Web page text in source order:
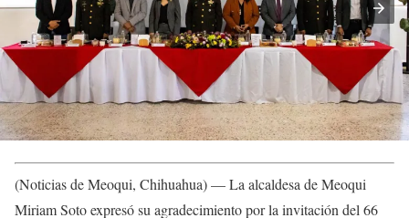
(Noticias de Meoqui, Chihuahua) — La alcaldesa de Meoqui
Miriam Soto expresó su agradecimiento por la invitación del 66